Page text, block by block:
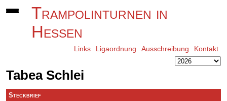
Trampolinturnen in
Hessen
Links Ligaordnung Ausschreibung Kontakt
Tabea Schlei
Steckbrief